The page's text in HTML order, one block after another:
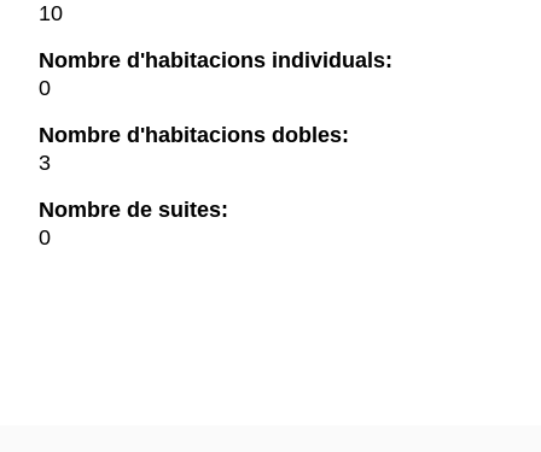
10
Nombre d'habitacions individuals:
0
Nombre d'habitacions dobles:
3
Nombre de suites:
0